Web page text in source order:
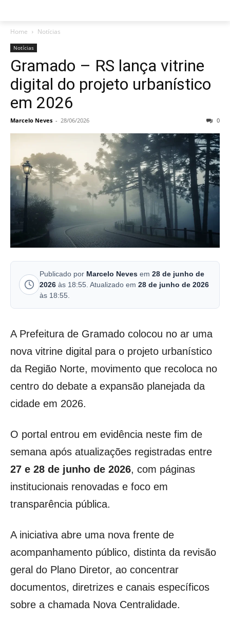
Home Notícias
Notícias
Gramado – RS lança vitrine
digital do projeto urbanístico
em 2026
Marcelo Neves - 28/06/2026 0
Publicado por Marcelo Neves em 28 de junho de
2026 às 18:55. Atualizado em 28 de junho de 2026
às 18:55.
A Prefeitura de Gramado colocou no ar uma
nova vitrine digital para o projeto urbanístico
da Região Norte, movimento que recoloca no
centro do debate a expansão planejada da
cidade em 2026.
O portal entrou em evidência neste fim de
semana após atualizações registradas entre
27 e 28 de junho de 2026, com páginas
institucionais renovadas e foco em
transparência pública.
A iniciativa abre uma nova frente de
acompanhamento público, distinta da revisão
geral do Plano Diretor, ao concentrar
documentos, diretrizes e canais específicos
sobre a chamada Nova Centralidade.